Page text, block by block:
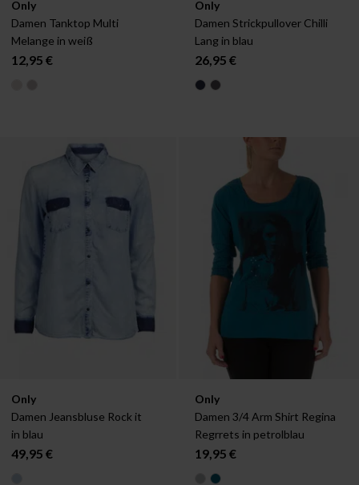
XS
Only
Damen Tanktop Multi
Melange in weiß
12,95 €
XS
Only
Damen Strickpullover Chilli
Lang in blau
26,95 €
Verfügbar in:
36
40
Only
Damen Jeansbluse Rock it
in blau
49,95 €
Verfügbar in:
XS
Only
Damen 3/4 Arm Shirt Regina
Regrrets in petrolblau
19,95 €